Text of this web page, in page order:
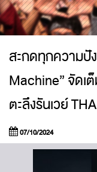
สะกดทุกความปั
Machine” จัดเต็
ตะลึง
07/10/2024